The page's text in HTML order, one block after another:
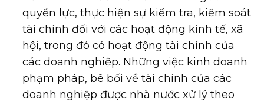
quyền lực, thực hiện sự kiểm tra, kiểm soát
tài chính đối với các hoạt động kinh tế, xã
hội, trong đó có hoạt động tài chính của
các doanh nghiệp. Những việc kinh doanh
phạm pháp, bê bối về tài chính của các
doanh nghiệp được nhà nước xử lý theo